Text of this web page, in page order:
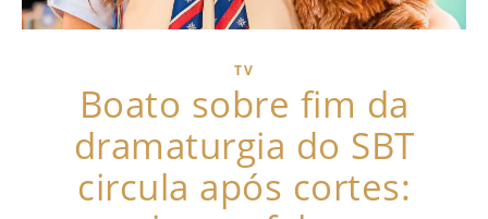
TV
Boato sobre fim da
dramaturgia do SBT
circula após cortes: